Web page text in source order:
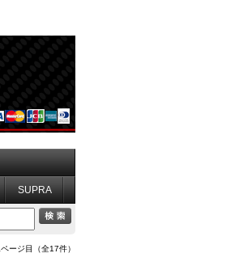
SUPRA
ページ目（全17件）